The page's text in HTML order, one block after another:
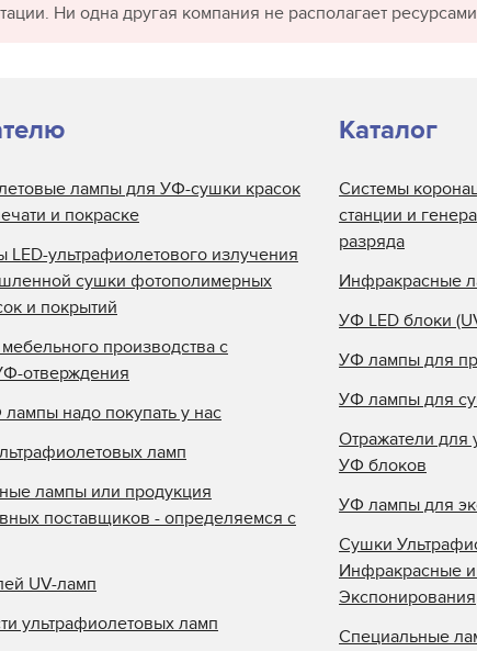
Ни одна другая компания не располагает
лампы для УФ-сушки красок
и покраске
LED-ультрафиолетового излучения
сушки фотополимерных
и покрытий
производства с
отверждения
надо покупать у нас
ламп
лампы или продукция
поставщиков - определяемся с
UV-ламп
ультрафиолетовых ламп
Каталог
Системы
станции и
разряда
Инфракрасные
УФ LED блоки
УФ лампы для
УФ лампы для
Отражатели для
УФ блоков
УФ лампы для
Сушки
Инфракрасные
Экспонирования
Специальные